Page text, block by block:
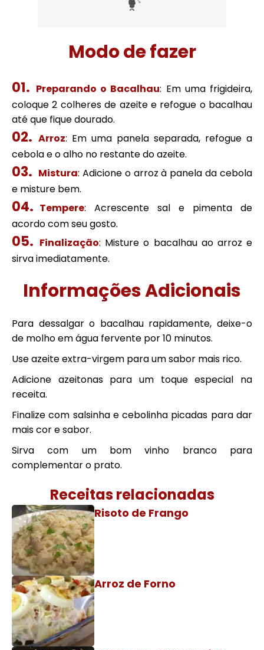
Modo de fazer
Preparando o Bacalhau: Em uma frigideira,
coloque 2 colheres de azeite e refogue o bacalhau
até que fique dourado.
Arroz: Em uma panela separada, refogue a
cebola e o alho no restante do azeite.
Mistura: Adicione o arroz à panela da cebola
e misture bem.
Tempere: Acrescente sal e pimenta de
acordo com seu gosto.
Finalização: Misture o bacalhau ao arroz e
sirva imediatamente.
Informações Adicionais
Para dessalgar o bacalhau rapidamente, deixe-o
de molho em água fervente por 10 minutos.
Use azeite extra-virgem para um sabor mais rico.
Adicione azeitonas para um toque especial na
receita.
Finalize com salsinha e cebolinha picadas para dar
mais cor e sabor.
Sirva com um bom vinho branco para
complementar o prato.
Receitas relacionadas
Risoto de Frango
Arroz de Forno